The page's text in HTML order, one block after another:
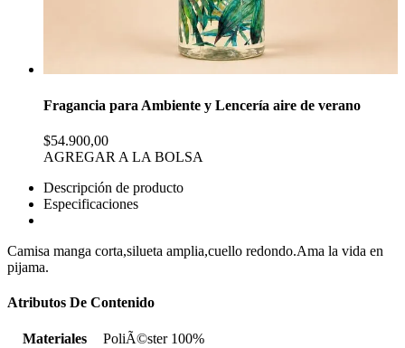
Fragancia para Ambiente y Lencería aire de verano
$54.900,00
AGREGAR A LA BOLSA
Descripción de producto
Especificaciones
Camisa manga corta,silueta amplia,cuello redondo.Ama la vida en
pijama.
Atributos De Contenido
Materiales PoliÃ©ster 100%